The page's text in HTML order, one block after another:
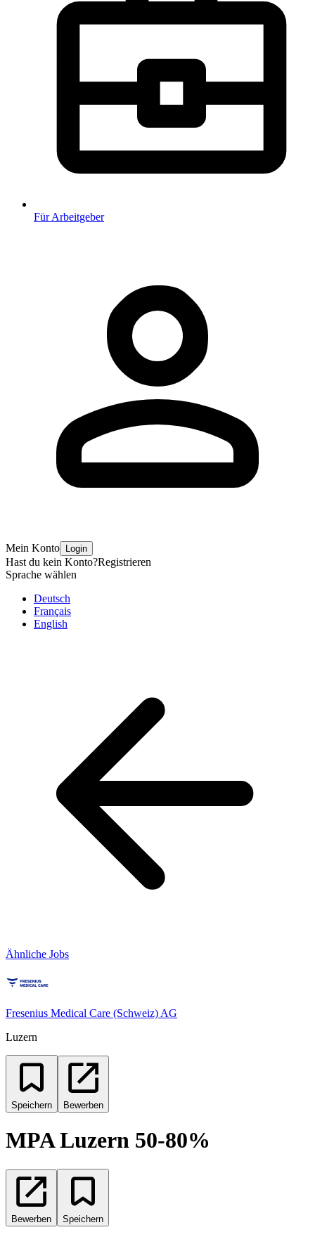
Für Arbeitgeber
Mein Konto Login
Hast du kein Konto?Registrieren
Sprache wählen
Deutsch
Français
English
Ähnliche Jobs
Fresenius Medical Care (Schweiz) AG
Luzern
Speichern Bewerben
MPA Luzern 50-80%
Bewerben Speichern